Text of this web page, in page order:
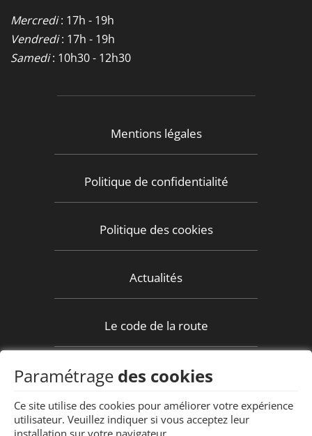
Mercredi: 17h - 19h
Vendredi: 17h - 19h
Samedi: 10h30 - 12h30
Code Rousseau
Mentions légales
Politique de confidentialité
Politique des cookies
Actualités
Le code de la route
Espace élève
Contact
Paramétrage des cookies
Ce site utilise des cookies pour améliorer votre expérience
utilisateur. Veuillez indiquer si vous acceptez leur
installation sur votre navigateur.